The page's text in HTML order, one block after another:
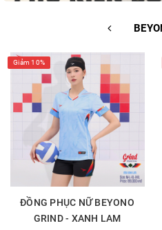
Giảm 10%
ĐỒNG PHỤC NỮ BEYONO
GRIND - XANH LAM